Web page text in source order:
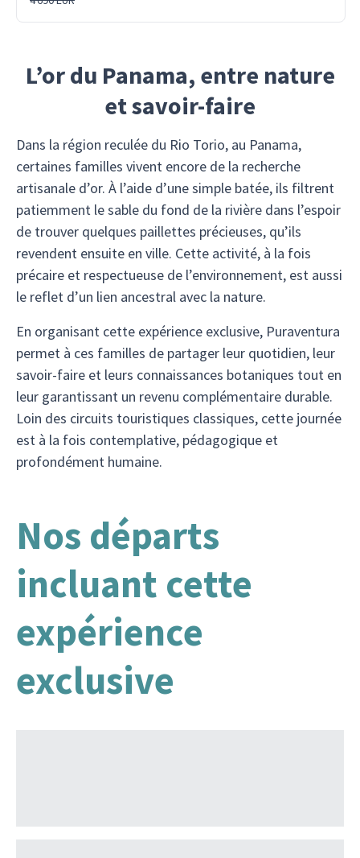
L’or du Panama, entre nature
et savoir-faire
Dans la région reculée du Rio Torio, au Panama,
certaines familles vivent encore de la recherche
artisanale d’or. À l’aide d’une simple batée, ils filtrent
patiemment le sable du fond de la rivière dans l’espoir
de trouver quelques paillettes précieuses, qu’ils
revendent ensuite en ville. Cette activité, à la fois
précaire et respectueuse de l’environnement, est aussi
le reflet d’un lien ancestral avec la nature.
En organisant cette expérience exclusive, Puraventura
permet à ces familles de partager leur quotidien, leur
savoir-faire et leurs connaissances botaniques tout en
leur garantissant un revenu complémentaire durable.
Loin des circuits touristiques classiques, cette journée
est à la fois contemplative, pédagogique et
profondément humaine.
Nos départs
incluant cette
expérience
exclusive